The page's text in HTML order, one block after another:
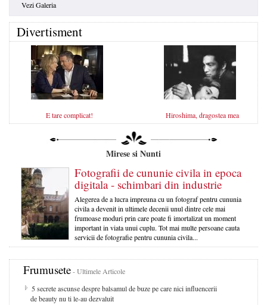
Vezi Galeria
Divertisment
E tare complicat! Hiroshima, dragostea mea
Mirese si Nunti
Fotografii de cununie civila in epoca
digitala - schimbari din industrie
Alegerea de a lucra impreuna cu un fotograf pentru cununia
civila a devenit in ultimele decenii unul dintre cele mai
frumoase moduri prin care poate fi imortalizat un moment
important in viata unui cuplu. Tot mai multe persoane cauta
servicii de fotografie pentru cununia civila...
Frumusete- Ultimele Articole
5 secrete ascunse despre balsamul de buze pe care nici influencerii
de beauty nu ti le-au dezvaluit